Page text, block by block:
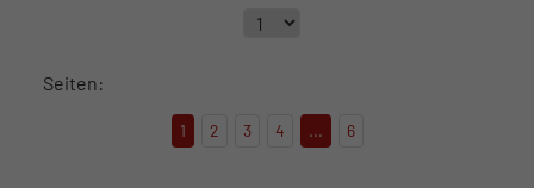
Seiten:
1 2 3 4 ... 6